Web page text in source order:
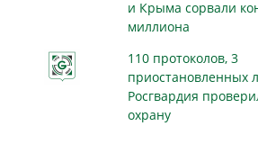
и Крыма сорвали
миллиона
110 протоколов, 3
приостановленных
Росгвардия
охрану